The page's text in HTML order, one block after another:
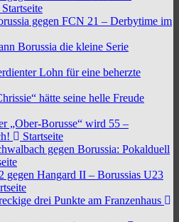
Startseite
gegen FCN 21 – Derbytime im
Borussia die kleine Serie
Lohn für eine beherzte
hätte seine helle Freude
„Ober-Borusse“ wird 55 –
Startseite
gegen Borussia: Pokalduell
gegen Hangard II – Borussias U23
drei Punkte am Franzenhaus